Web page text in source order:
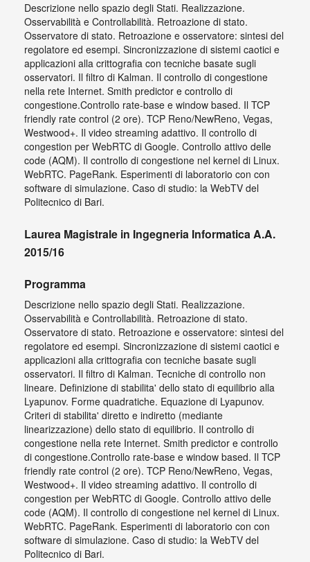
Descrizione nello spazio degli Stati. Realizzazione.
Osservabilità e Controllabilità. Retroazione di stato.
Osservatore di stato. Retroazione e osservatore: sintesi del
regolatore ed esempi. Sincronizzazione di sistemi caotici e
applicazioni alla crittografia con tecniche basate sugli
osservatori. Il filtro di Kalman. Il controllo di congestione
nella rete Internet. Smith predictor e controllo di
congestione.Controllo rate-base e window based. Il TCP
friendly rate control (2 ore). TCP Reno/NewReno, Vegas,
Westwood+. Il video streaming adattivo. Il controllo di
congestion per WebRTC di Google. Controllo attivo delle
code (AQM). Il controllo di congestione nel kernel di Linux.
WebRTC. PageRank. Esperimenti di laboratorio con con
software di simulazione. Caso di studio: la WebTV del
Politecnico di Bari.
Laurea Magistrale in Ingegneria Informatica A.A.
2015/16
Programma
Descrizione nello spazio degli Stati. Realizzazione.
Osservabilità e Controllabilità. Retroazione di stato.
Osservatore di stato. Retroazione e osservatore: sintesi del
regolatore ed esempi. Sincronizzazione di sistemi caotici e
applicazioni alla crittografia con tecniche basate sugli
osservatori. Il filtro di Kalman. Tecniche di controllo non
lineare. Definizione di stabilita' dello stato di equilibrio alla
Lyapunov. Forme quadratiche. Equazione di Lyapunov.
Criteri di stabilita' diretto e indiretto (mediante
linearizzazione) dello stato di equilibrio. Il controllo di
congestione nella rete Internet. Smith predictor e controllo
di congestione.Controllo rate-base e window based. Il TCP
friendly rate control (2 ore). TCP Reno/NewReno, Vegas,
Westwood+. Il video streaming adattivo. Il controllo di
congestion per WebRTC di Google. Controllo attivo delle
code (AQM). Il controllo di congestione nel kernel di Linux.
WebRTC. PageRank. Esperimenti di laboratorio con con
software di simulazione. Caso di studio: la WebTV del
Politecnico di Bari.